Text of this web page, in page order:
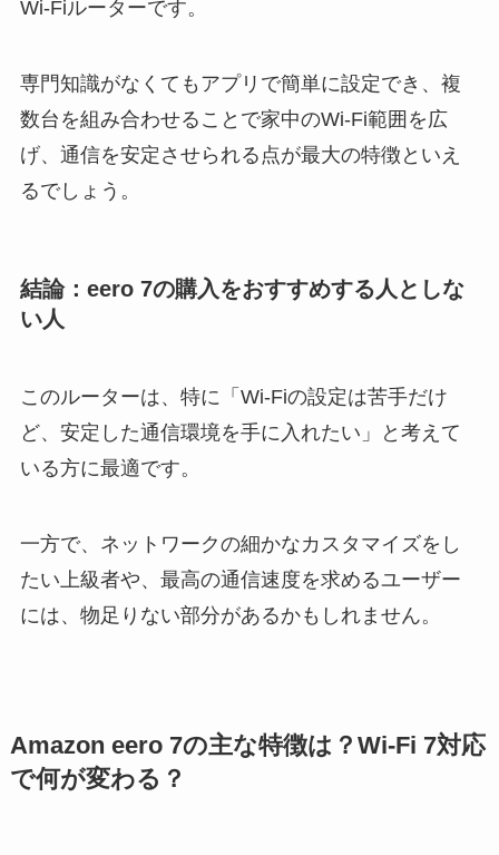
Wi-Fiルーターです。
専門知識がなくてもアプリで簡単に設定でき、複
数台を組み合わせることで家中のWi-Fi範囲を広
げ、通信を安定させられる点が最大の特徴といえ
るでしょう。
結論：eero 7の購入をおすすめする人としな
い人
このルーターは、特に「Wi-Fiの設定は苦手だけ
ど、安定した通信環境を手に入れたい」と考えて
いる方に最適です。
一方で、ネットワークの細かなカスタマイズをし
たい上級者や、最高の通信速度を求めるユーザー
には、物足りない部分があるかもしれません。
Amazon eero 7の主な特徴は？Wi-Fi 7対応
で何が変わる？